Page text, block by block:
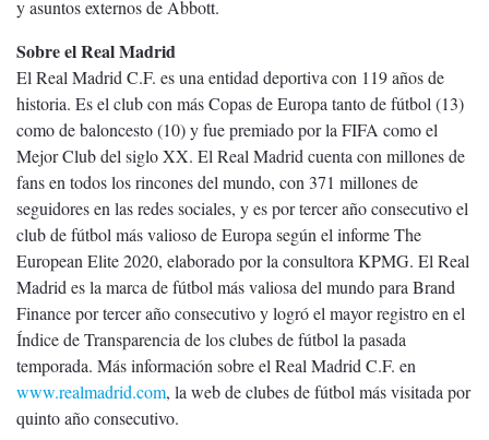
y asuntos externos de Abbott.
Sobre el Real Madrid
El Real Madrid C.F. es una entidad deportiva con 119 años de
historia. Es el club con más Copas de Europa tanto de fútbol (13)
como de baloncesto (10) y fue premiado por la FIFA como el
Mejor Club del siglo XX. El Real Madrid cuenta con millones de
fans en todos los rincones del mundo, con 371 millones de
seguidores en las redes sociales, y es por tercer año consecutivo el
club de fútbol más valioso de Europa según el informe The
European Elite 2020, elaborado por la consultora KPMG. El Real
Madrid es la marca de fútbol más valiosa del mundo para Brand
Finance por tercer año consecutivo y logró el mayor registro en el
Índice de Transparencia de los clubes de fútbol la pasada
temporada. Más información sobre el Real Madrid C.F. en
www.realmadrid.com, la web de clubes de fútbol más visitada por
quinto año consecutivo.